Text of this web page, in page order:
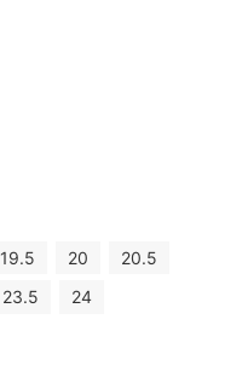
19.5 20
20.5
23.5 24